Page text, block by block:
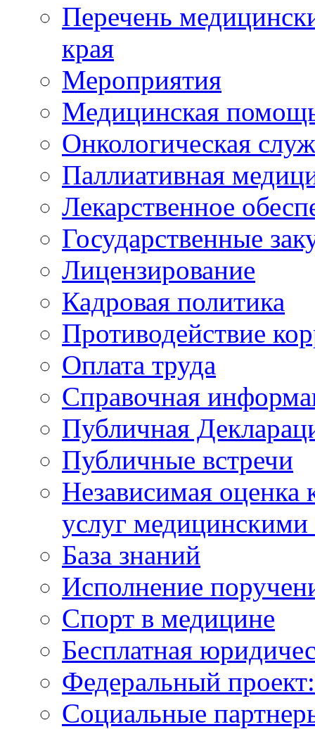
Перечень
края
Мероприятия
Медицинская
Онкологическая
Паллиативная
Лекарственное
Государственные
Лицензирование
Кадровая политика
Противодействие
Оплата труда
Справочная
Публичная
Публичные встречи
Независимая оценка
услуг
База знаний
Исполнение
Спорт в медицине
Бесплатная
Федеральный
Социальные